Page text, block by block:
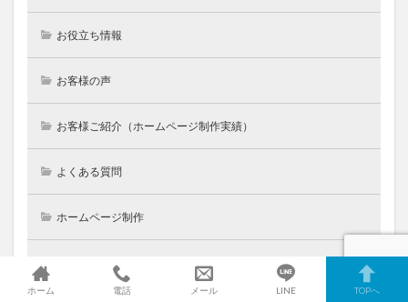
お役立ち情報
お客様の声
お客様ご紹介（ホームページ制作実績）
よくある質問
ホームページ制作
ワードプレス制作講座
ホーム 電話 メール LINE TOPへ